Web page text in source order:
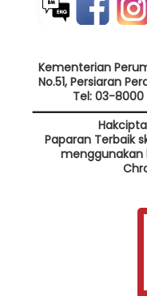
Kementerian
No.51, Persiaran
Tel: 03-8000
Paparan Terbaik
menggunakan